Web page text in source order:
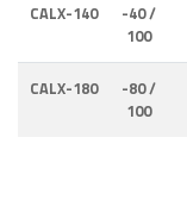
CALX-140
-40 /
100
CALX-180
-80 /
100